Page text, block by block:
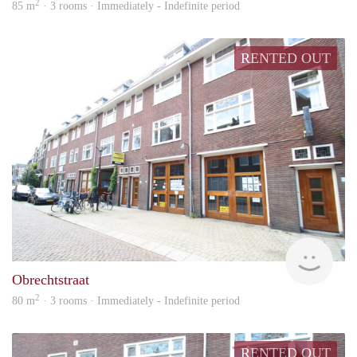
85 m2 · 3 rooms · Immediately - Indefinite period
RENTED OUT
Obrechtstraat
80 m2 · 3 rooms · Immediately - Indefinite period
RENTED OUT